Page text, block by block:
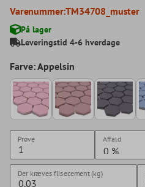
Varenummer:TM34708_muster
På lager
Leveringstid 4-6 hverdage
Farve: Appelsin
Prøve Affald
Der kræves flisecement (kg)